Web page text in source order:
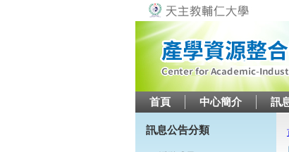
首頁 中心簡介 訊
訊息公告分類